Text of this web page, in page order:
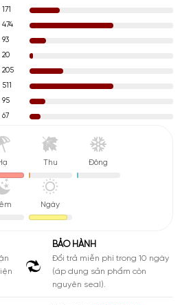
171
474
93
20
205
511
95
67
Thu Đông
Ngày
BẢO HÀNH
Đổi trả miễn phí trong 10 ngày
(áp dụng sản phẩm còn
nguyên seal).